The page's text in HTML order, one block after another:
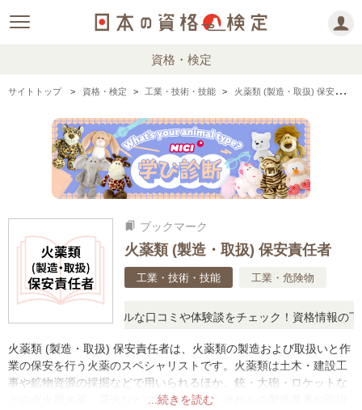
資格・検定
サイトトップ 資格・検定 工業・技術・技能 火薬類 (製造・取扱) 保安責任者の情報まとめ・口コミ・体験談
bookmarks ブックマーク
火薬類 (製造・取扱) 保安責任者
工業・技術・技能 工業・危険物
に思ったら、リアルな口コミや体験談をチェック！資格情報の下か
...続きを読む
火薬類 (製造・取扱) 保安責任者は、火薬類の製造および取扱いと作
業の保安を行う火薬のスペシャリストです。火薬類は土木・建設工
事や鉱物資源の採掘などで用いられるほか、銃・大砲・ロケットな
どの点火用火薬、花火などの用途があり、それらの製造業者や取扱